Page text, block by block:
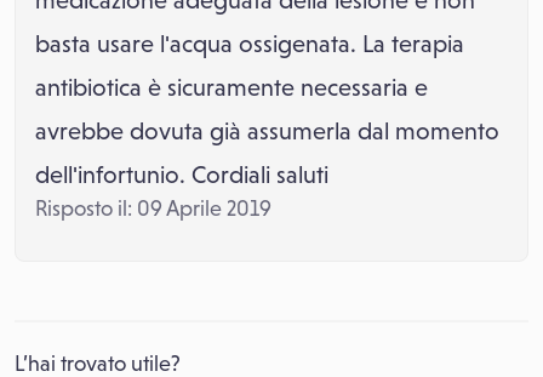
basta usare l'acqua ossigenata. La terapia
antibiotica è sicuramente necessaria e
avrebbe dovuta già assumerla dal momento
dell'infortunio. Cordiali saluti
Risposto il: 09 Aprile 2019
L’hai trovato utile?